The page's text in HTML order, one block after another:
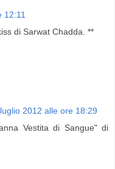
12:11
di Sarwat Chadda. **
2012 alle ore 18:29
Vestita di Sangue" di